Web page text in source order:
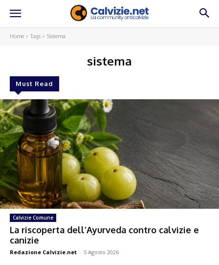
Home Tags Sistema
sistema
Must Read
Calvizie Comune
La riscoperta dell’Ayurveda contro calvizie e
canizie
Redazione Calvizie.net - 5 Agosto 2026